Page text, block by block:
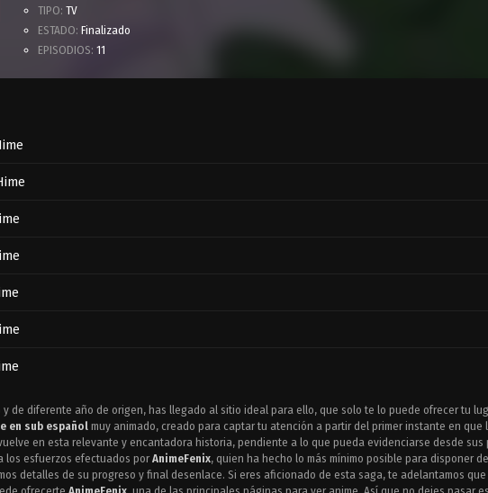
TIPO: TV
ESTADO: Finalizado
EPISODIOS: 11
y de diferente año de origen, has llegado al sitio ideal para ello, que solo te lo puede ofrecer tu
en sub español muy animado, creado para captar tu atención a partir del primer instante en
en esta relevante y encantadora historia, pendiente a lo que pueda evidenciarse desde
los esfuerzos efectuados por AnimeFenix, quien ha hecho lo más mínimo posible para disponer
detalles de su progreso y final desenlace. Si eres aficionado de esta saga, te adelantamos